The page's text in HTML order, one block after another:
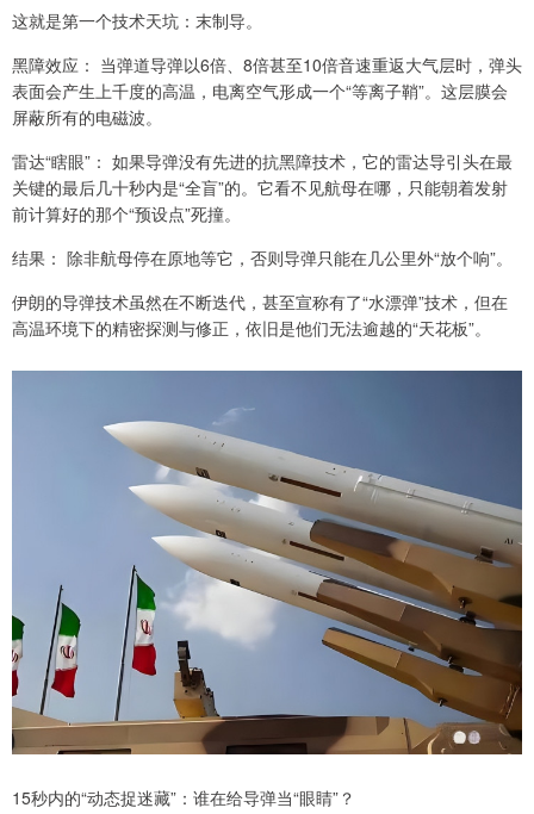
这就是第一个技术天坑：末制导。
黑障效应： 当弹道导弹以6倍、8倍甚至10倍音速重返大气层时，弹头
表面会产生上千度的高温，电离空气形成一个“等离子鞘”。这层膜会
屏蔽所有的电磁波。
雷达“瞎眼”： 如果导弹没有先进的抗黑障技术，它的雷达导引头在最
关键的最后几十秒内是“全盲”的。它看不见航母在哪，只能朝着发射
前计算好的那个“预设点”死撞。
结果： 除非航母停在原地等它，否则导弹只能在几公里外“放个响”。
伊朗的导弹技术虽然在不断迭代，甚至宣称有了“水漂弹”技术，但在
高温环境下的精密探测与修正，依旧是他们无法逾越的“天花板”。
15秒内的“动态捉迷藏”：谁在给导弹当“眼睛”？